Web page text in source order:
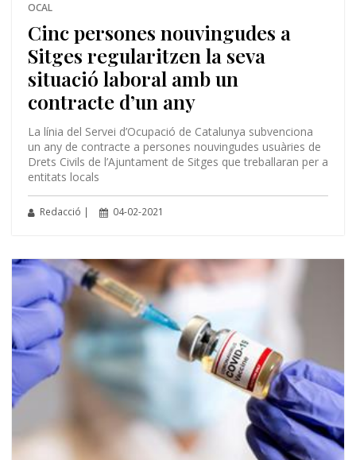
OCAL
Cinc persones nouvingudes a
Sitges regularitzen la seva
situació laboral amb un
contracte d’un any
La línia del Servei d’Ocupació de Catalunya subvenciona
un any de contracte a persones nouvingudes usuàries de
Drets Civils de l’Ajuntament de Sitges que treballaran per a
entitats locals
Redacció | 04-02-2021